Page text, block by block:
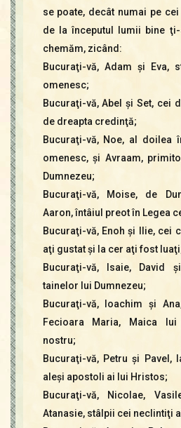
se poate, decât numai pe
de la începutul lumii bine
chemăm, zicând:
Bucuraţi-vă, Adam şi Eva,
omenesc;
Bucuraţi-vă, Abel şi Set, cei
de dreapta credinţă;
Bucuraţi-vă, Noe, al doilea
omenesc, şi Avraam,
Dumnezeu;
Bucuraţi-vă, Moise, de
Aaron, întâiul preot în Legea
Bucuraţi-vă, Enoh şi Ilie, cei
aţi gustat şi la cer aţi fost
Bucuraţi-vă, Isaie, David
tainelor lui Dumnezeu;
Bucuraţi-vă, Ioachim şi
Fecioara Maria, Maica lui
nostru;
Bucuraţi-vă, Petru şi Pavel,
aleşi apostoli ai lui Hristos;
Bucuraţi-vă, Nicolae,
Atanasie, stâlpii cei neclintiţi